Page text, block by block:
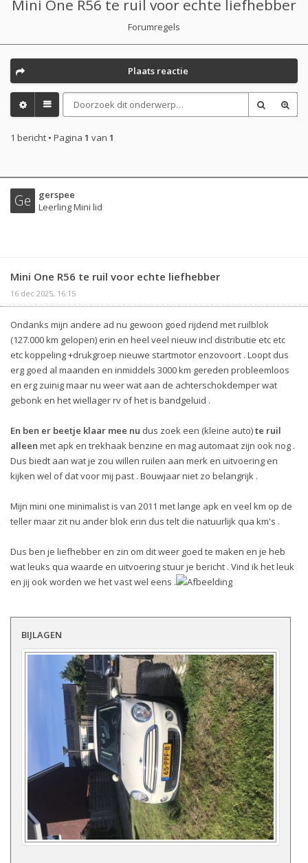
Mini One R56 te ruil voor echte liefhebber
Forumregels
Plaats reactie
1 bericht • Pagina 1 van 1
Ge
gerspee
Leerling Mini lid
Mini One R56 te ruil voor echte liefhebber
16 dec 2025, 16:15
Ondanks mijn andere ad nu gewoon goed rijdend met ruilblok
(127.000 km gelopen) erin en heel veel nieuw incl distributie etc etc
etc koppeling +drukgroep nieuwe startmotor enzovoort . Loopt dus
erg goed al maanden en inmiddels 3000 km gereden probleemloos
en erg zuinig maar nu weer wat aan de achterschokdemper wat
gebonk en het wiellager rv of het is bandgeluid .
En ben er beetje klaar mee nu dus zoek een (kleine auto)te ruil
alleen met apk en trekhaak benzine en mag automaat zijn ook nog .
Dus biedt aan wat je zou willen ruilen aan merk en uitvoering en
kijken wel of dat voor mij past . Bouwjaar niet zo belangrijk .
Mijn mini one minimalist is van 2011 met lange apk en veel km op de
teller maar zit nu ander blok erin dus telt die natuurlijk qua km's .
Dus ben je liefhebber en zin om dit weer goed te maken en je heb
wat leuks qua waarde en uitvoering stuur je bericht . Vind ik het leuk
en jij ook worden we het vast wel eens .
BIJLAGEN